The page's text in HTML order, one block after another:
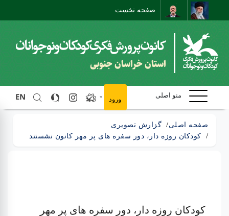
صفحه نخست
ارتباط مستقیم
استان خراسان جنوبی
منو اصلی EN ورود
صفحه اصلی
گزارش تصویری
کودکان روزه دار، دور سفره های پر مهر کانون نشستند
کودکان روزه دار، دور سفره های پر مهر